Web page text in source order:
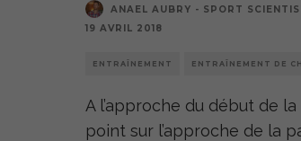
ANAEL AUBRY - SPORT
19 AVRIL 2018
ENTRAÎNEMENT ENTRAÎNEMENT DE
A l’approche du début de
point sur l’approche de la